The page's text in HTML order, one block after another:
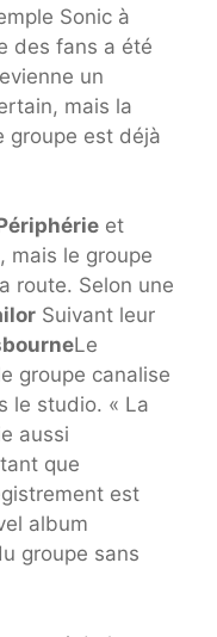
Sonic à
des fans a été
un
mais la
groupe est déjà
et
mais le groupe
route. Selon une
Suivant leur
Le
groupe canalise
le studio. « La
aussi
que
est
album
groupe sans